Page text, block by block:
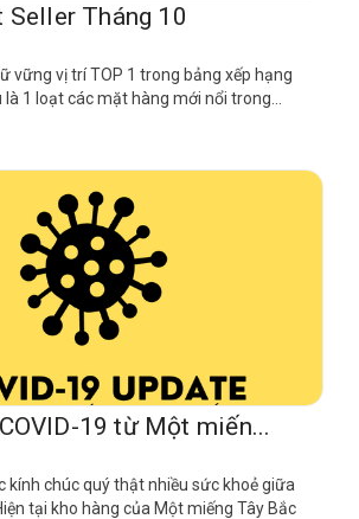
Seller Tháng 10
vững vị trí TOP 1 trong bảng xếp hạng
1 loạt các mặt hàng mới nổi trong...
19 từ Một miến...
kính chúc quý thật nhiều sức khoẻ giữa
tại kho hàng của Một miếng Tây Bắc